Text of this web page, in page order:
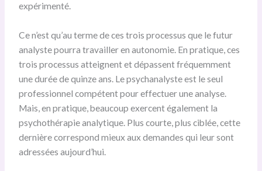
expérimenté.
Ce n’est qu’au terme de ces trois processus que le futur
analyste pourra travailler en autonomie. En pratique, ces
trois processus atteignent et dépassent fréquemment
une durée de quinze ans. Le psychanalyste est le seul
professionnel compétent pour effectuer une analyse.
Mais, en pratique, beaucoup exercent également la
psychothérapie analytique. Plus courte, plus ciblée, cette
dernière correspond mieux aux demandes qui leur sont
adressées aujourd’hui.